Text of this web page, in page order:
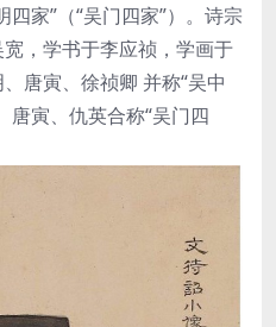
家”（“吴门四家”）。诗宗
，学书于李应祯，学画于
唐寅、徐祯卿 并称“吴中
唐寅、仇英合称“吴门四